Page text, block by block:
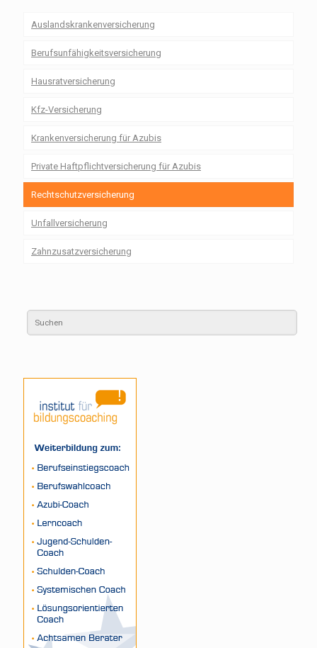
Auslandskrankenversicherung
Berufsunfähigkeitsversicherung
Hausratversicherung
Kfz-Versicherung
Krankenversicherung für Azubis
Private Haftpflichtversicherung für Azubis
Rechtschutzversicherung
Unfallversicherung
Zahnzusatzversicherung